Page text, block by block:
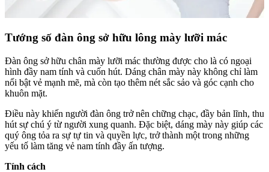
Tướng số đàn ông sở hữu lông mày lưỡi mác
Đàn ông sở hữu chân mày lưỡi mác thường được cho là có ngoại
hình đầy nam tính và cuốn hút. Dáng chân mày này không chỉ làm
nổi bật vẻ mạnh mẽ, mà còn tạo thêm nét sắc sảo và góc cạnh cho
khuôn mặt.
Điều này khiến người đàn ông trở nên chững chạc, đầy bản lĩnh, thu
hút sự chú ý từ người xung quanh. Đặc biệt, dáng mày này giúp các
quý ông tỏa ra sự tự tin và quyền lực, trở thành một trong những
yếu tố làm tăng vẻ nam tính đầy ấn tượng.
Tính cách